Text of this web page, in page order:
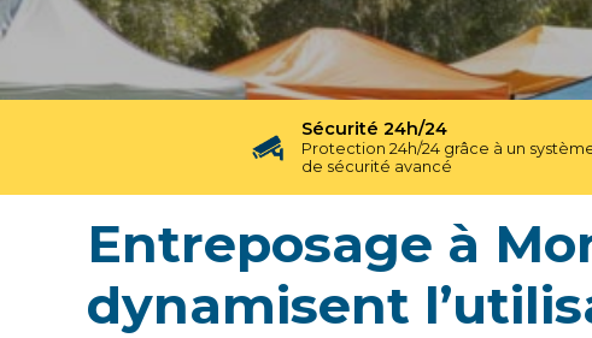
Sécurité 24h/24
Protection 24h/24 grâce à un
de sécurité avancé
Entreposage à
dynamisent